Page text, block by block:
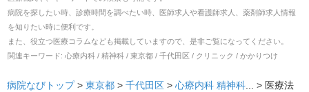
病院を探したい時、診療時間を調べたい時、医師求人や看護師求人、薬剤師求人情報
を知りたい時に便利です。
また、役立つ医療コラムなども掲載していますので、是非ご覧になってください。
関連キーワード: 心療内科 / 精神科 / 東京都 / 千代田区 / クリニック / かかりつけ
病院なびトップ > 東京都 > 千代田区 > 心療内科 精神科... > 医療法